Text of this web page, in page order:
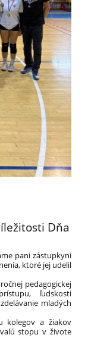
Dňa
pani zástupkyni
ktoré jej udelil
pedagogickej
ľudskosti
mladých
kolegov a žiakov
stopu v živote